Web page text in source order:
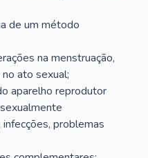
de um método
na menstruação,
ato sexual;
aparelho reprodutor
problemas